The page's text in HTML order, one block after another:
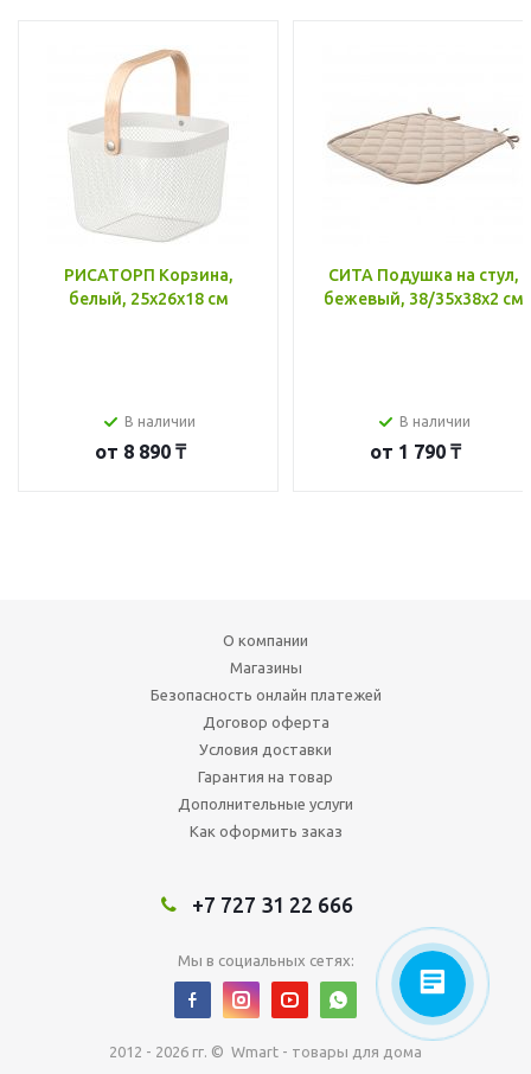
РИСАТОРП Корзина,
белый, 25x26x18 см
В наличии
от 8 890 ₸
СИТА Подушка на стул,
бежевый, 38/35x38x2 см
В наличии
от 1 790 ₸
О компании
Магазины
Безопасность онлайн платежей
Договор оферта
Условия доставки
Гарантия на товар
Дополнительные услуги
Как оформить заказ
+7 727 31 22 666
Мы в социальных сетях:
2012 - 2026 гг. © Wmart - товары для дома